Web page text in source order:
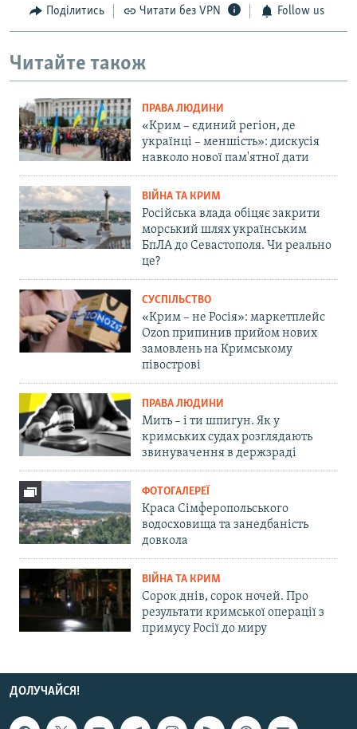
Поділитись Читати без VPN Follow us
Читайте також
ПРАВА ЛЮДИНИ
«Крим – єдиний регіон, де
українці – меншість»: дискусія
навколо нової пам'ятної дати
ВІЙНА ТА КРИМ
Російська влада обіцяє закрити
морський шлях українським
БпЛА до Севастополя. Чи реально
це?
СУСПІЛЬСТВО
«Крим – не Росія»: маркетплейс
Ozon припинив прийом нових
замовлень на Кримському
півострові
ПРАВА ЛЮДИНИ
Мить – і ти шпигун. Як у
кримських судах розглядають
звинувачення в держзраді
ФОТОГАЛЕРЕЇ
Краса Сімферопольського
водосховища та занедбаність
довкола
ВІЙНА ТА КРИМ
Сорок днів, сорок ночей. Про
результати кримської операції з
примусу Росії до миру
ДОЛУЧАЙСЯ!